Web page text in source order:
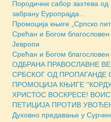
Породични сабор захтева од
забрану Еуропрајда...
Промоција књиге „Српско
Срећан и Богом благословен
Јевропи
Срећан и Богом благословен
ОДБРАНА ПРАВОСЛАВНЕ
СРБСКОГ ОД ПРОПАГАНДЕ
ПРОМОЦИЈА КЊИГЕ
ХРИСТОС ВОСКРЕСЕ!
ПЕТИЦИЈА ПРОТИВ
Духовно предавање у